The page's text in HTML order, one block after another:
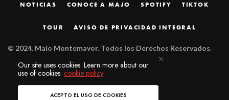
NOTICIAS CONOCE A MAJO SPOTIFY TIKTOK
TOUR AVISO DE PRIVACIDAD INTEGRAL
© 2024. Majo Montemayor. Todos los Derechos Reservados.
Our site uses cookies. Learn more about our
use of cookies:cookie policy
ACEPTO EL USO DE COOKIES